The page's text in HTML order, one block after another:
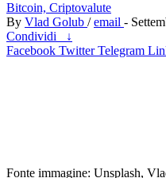
Bitcoin, Criptovalute
By Vlad Golub /email -
Condividi
↓
Facebook TwitterTelegram
Fonte immagine: Unsplash,